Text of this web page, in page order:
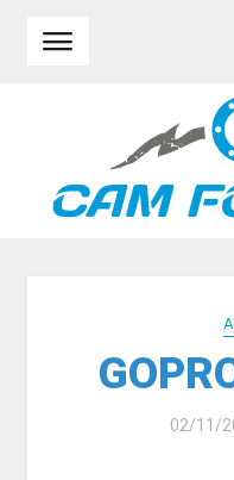
02/11/